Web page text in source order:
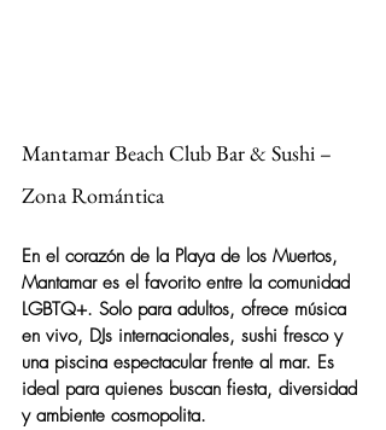
Mantamar Beach Club Bar & Sushi –
Zona Romántica
En el corazón de la Playa de los Muertos,
Mantamar es el favorito entre la comunidad
LGBTQ+. Solo para adultos, ofrece música
en vivo, DJs internacionales, sushi fresco y
una piscina espectacular frente al mar. Es
ideal para quienes buscan fiesta, diversidad
y ambiente cosmopolita.